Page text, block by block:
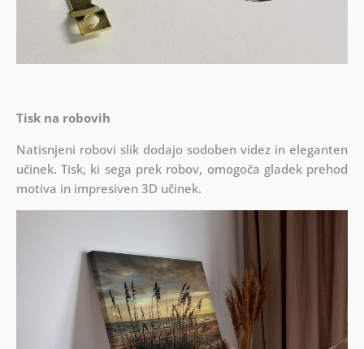
Tisk na robovih
Natisnjeni robovi slik dodajo sodoben videz in eleganten
učinek. Tisk, ki sega prek robov, omogoča gladek prehod
motiva in impresiven 3D učinek.